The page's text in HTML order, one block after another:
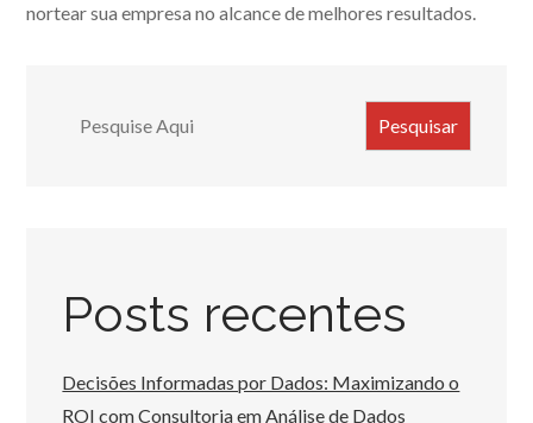
nortear sua empresa no alcance de melhores resultados.
Search Pesquisar
Posts recentes
Decisões Informadas por Dados: Maximizando o
ROI com Consultoria em Análise de Dados